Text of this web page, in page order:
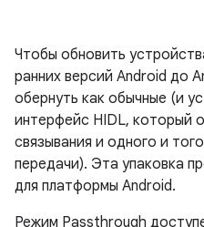
Чтобы обновить
ранних версий Android до
обернуть как обычные (и
интерфейс HIDL, который
связывания и одного и
передачи). Эта упаковка
для платформы Android.
Режим Passthrough